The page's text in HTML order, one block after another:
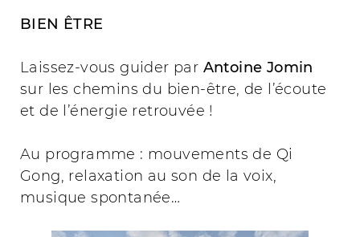
BIEN ÊTRE
Laissez-vous guider par Antoine Jomin
sur les chemins du bien-être, de l’écoute
et de l’énergie retrouvée !
Au programme : mouvements de Qi
Gong, relaxation au son de la voix,
musique spontanée…